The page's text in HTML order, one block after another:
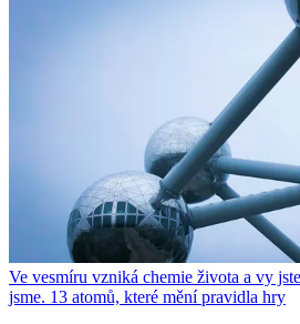
Ve vesmíru vzniká chemie života a vy
jsme. 13 atomů, které mění pravidla hry